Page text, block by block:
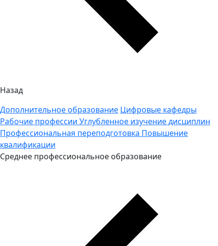
Назад
Дополнительное образование Цифровые кафедры
Рабочие профессии Углубленное изучение дисциплин
Профессиональная переподготовка Повышение
квалификации
Среднее профессиональное образование